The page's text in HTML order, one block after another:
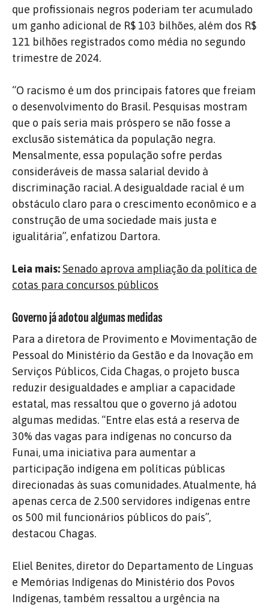
que profissionais negros poderiam ter acumulado
um ganho adicional de R$ 103 bilhões, além dos R$
121 bilhões registrados como média no segundo
trimestre de 2024.
“O racismo é um dos principais fatores que freiam
o desenvolvimento do Brasil. Pesquisas mostram
que o país seria mais próspero se não fosse a
exclusão sistemática da população negra.
Mensalmente, essa população sofre perdas
consideráveis de massa salarial devido à
discriminação racial. A desigualdade racial é um
obstáculo claro para o crescimento econômico e a
construção de uma sociedade mais justa e
igualitária”, enfatizou Dartora.
Leia mais: Senado aprova ampliação da política de
cotas para concursos públicos
Governo já adotou algumas medidas
Para a diretora de Provimento e Movimentação de
Pessoal do Ministério da Gestão e da Inovação em
Serviços Públicos, Cida Chagas, o projeto busca
reduzir desigualdades e ampliar a capacidade
estatal, mas ressaltou que o governo já adotou
algumas medidas. “Entre elas está a reserva de
30% das vagas para indígenas no concurso da
Funai, uma iniciativa para aumentar a
participação indígena em políticas públicas
direcionadas às suas comunidades. Atualmente, há
apenas cerca de 2.500 servidores indígenas entre
os 500 mil funcionários públicos do país”,
destacou Chagas.
Eliel Benites, diretor do Departamento de Línguas
e Memórias Indígenas do Ministério dos Povos
Indígenas, também ressaltou a urgência na